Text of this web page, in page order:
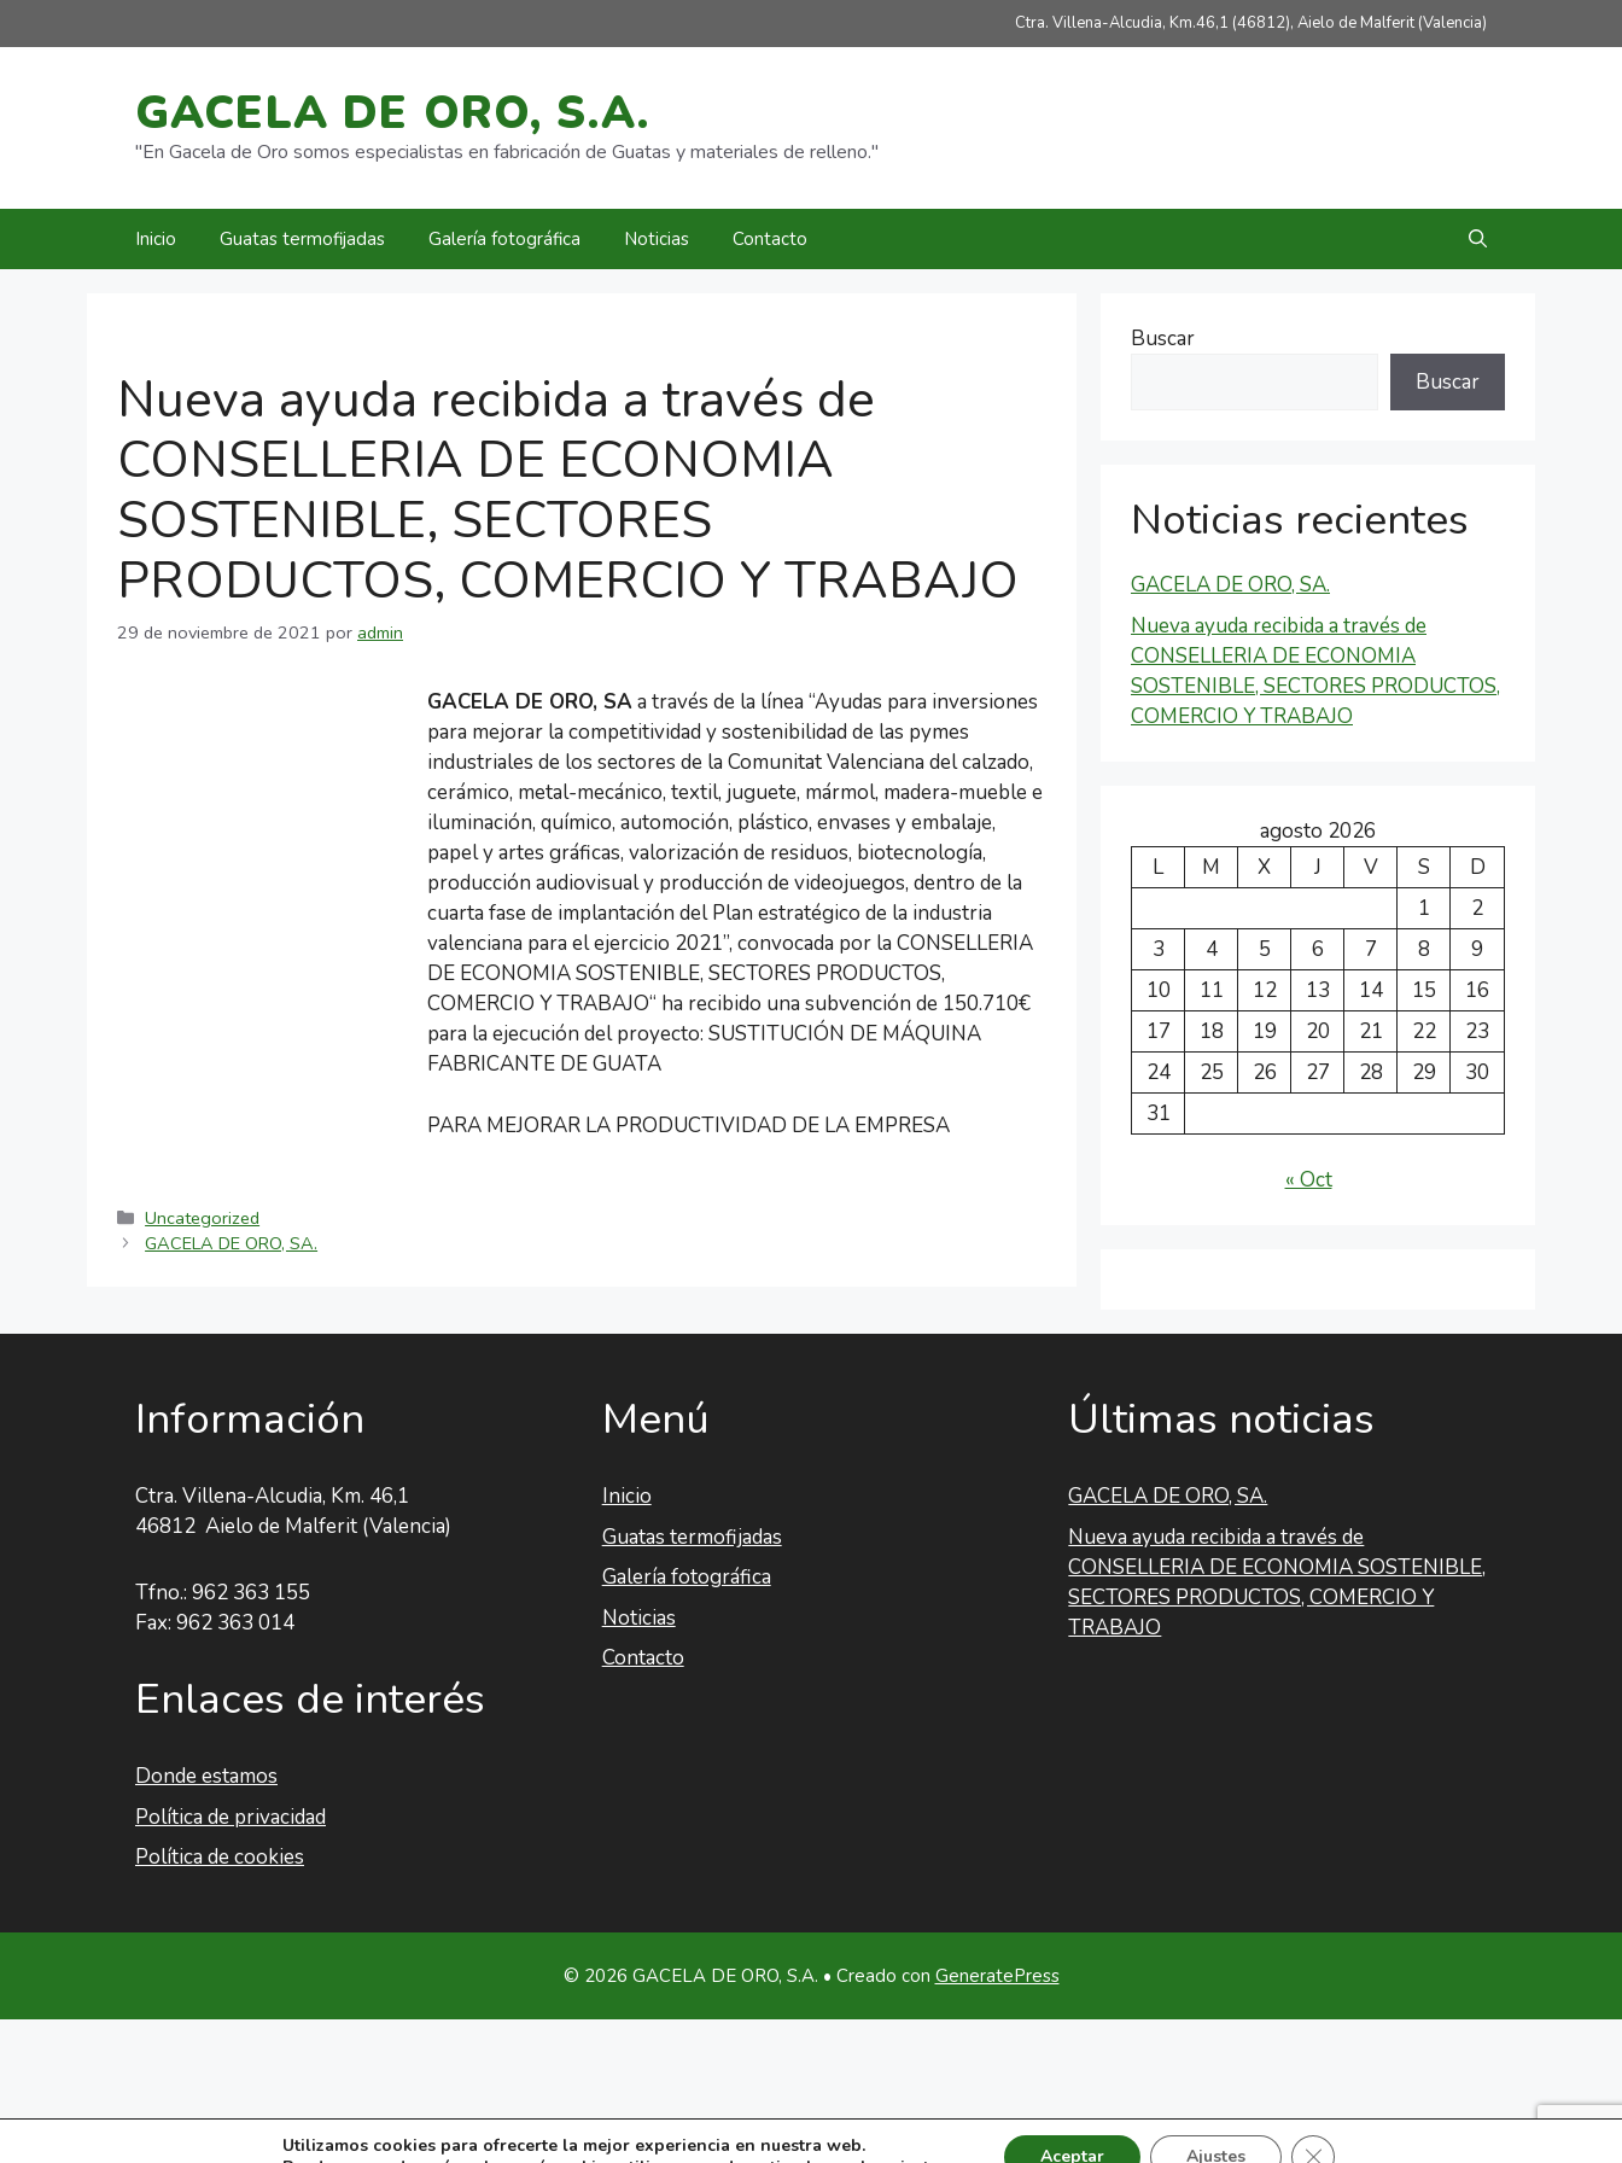
al
Ctra. Villena-Alcudia, Km.46,1 (46812), Aielo de Malferit (Valencia)
GACELA DE ORO, S.A.
"En Gacela de Oro somos especialistas en fabricación de Guatas y materiales de relleno."
Inicio Guatas termofijadas Galería fotográfica Noticias Contacto
Nueva ayuda recibida a través de
CONSELLERIA DE ECONOMIA
SOSTENIBLE, SECTORES
PRODUCTOS, COMERCIO Y TRABAJO
29 de noviembre de 2021 por admin
GACELA DE ORO, SA a través de la línea “Ayudas para inversiones
para mejorar la competitividad y sostenibilidad de las pymes
industriales de los sectores de la Comunitat Valenciana del calzado,
cerámico, metal-mecánico, textil, juguete, mármol, madera-mueble e
iluminación, químico, automoción, plástico, envases y embalaje,
papel y artes gráficas, valorización de residuos, biotecnología,
producción audiovisual y producción de videojuegos, dentro de la
cuarta fase de implantación del Plan estratégico de la industria
valenciana para el ejercicio 2021”, convocada por la CONSELLERIA
DE ECONOMIA SOSTENIBLE, SECTORES PRODUCTOS,
COMERCIO Y TRABAJO“ ha recibido una subvención de 150.710€
para la ejecución del proyecto: SUSTITUCIÓN DE MÁQUINA
FABRICANTE DE GUATA
PARA MEJORAR LA PRODUCTIVIDAD DE LA EMPRESA
Categorías
Uncategorized
Navegación
GACELA DE ORO, SA.
Buscar
Buscar
Noticias recientes
GACELA DE ORO, SA.
Nueva ayuda recibida a través de
CONSELLERIA DE ECONOMIA
SOSTENIBLE, SECTORES PRODUCTOS,
COMERCIO Y TRABAJO
agosto 2026
L
M X J V S
D
1
2
3
4 5 6 7 8
9
10
11 12 13 14 15
16
17
18 19 20 21 22
23
24
25 26 27 28 29
30
31
« Oct
Información
Ctra. Villena-Alcudia, Km. 46,1
46812 Aielo de Malferit (Valencia)
Tfno.: 962 363 155
Fax: 962 363 014
Enlaces de interés
Donde estamos
Política de privacidad
Política de cookies
Menú
Inicio
Guatas termofijadas
Galería fotográfica
Noticias
Contacto
Últimas noticias
GACELA DE ORO, SA.
Nueva ayuda recibida a través de
CONSELLERIA DE ECONOMIA SOSTENIBLE,
SECTORES PRODUCTOS, COMERCIO Y
TRABAJO
© 2026 GACELA DE ORO, S.A. • Creado con GeneratePress
Utilizamos cookies para ofrecerte la mejor experiencia en nuestra web.
Aceptar Ajustes Cerrar el banner de cookies RGPD